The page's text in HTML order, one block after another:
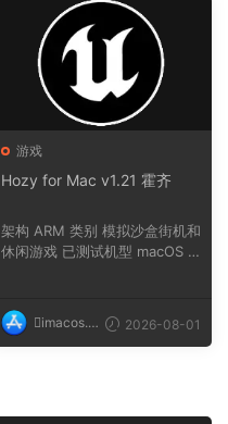
游戏
Hozy for Mac v1.21 霍齐
架构 ARM 类别 模拟沙盒街机和
休闲游戏 已测试机型 macOS T
imacos.t
op
2026-08-01